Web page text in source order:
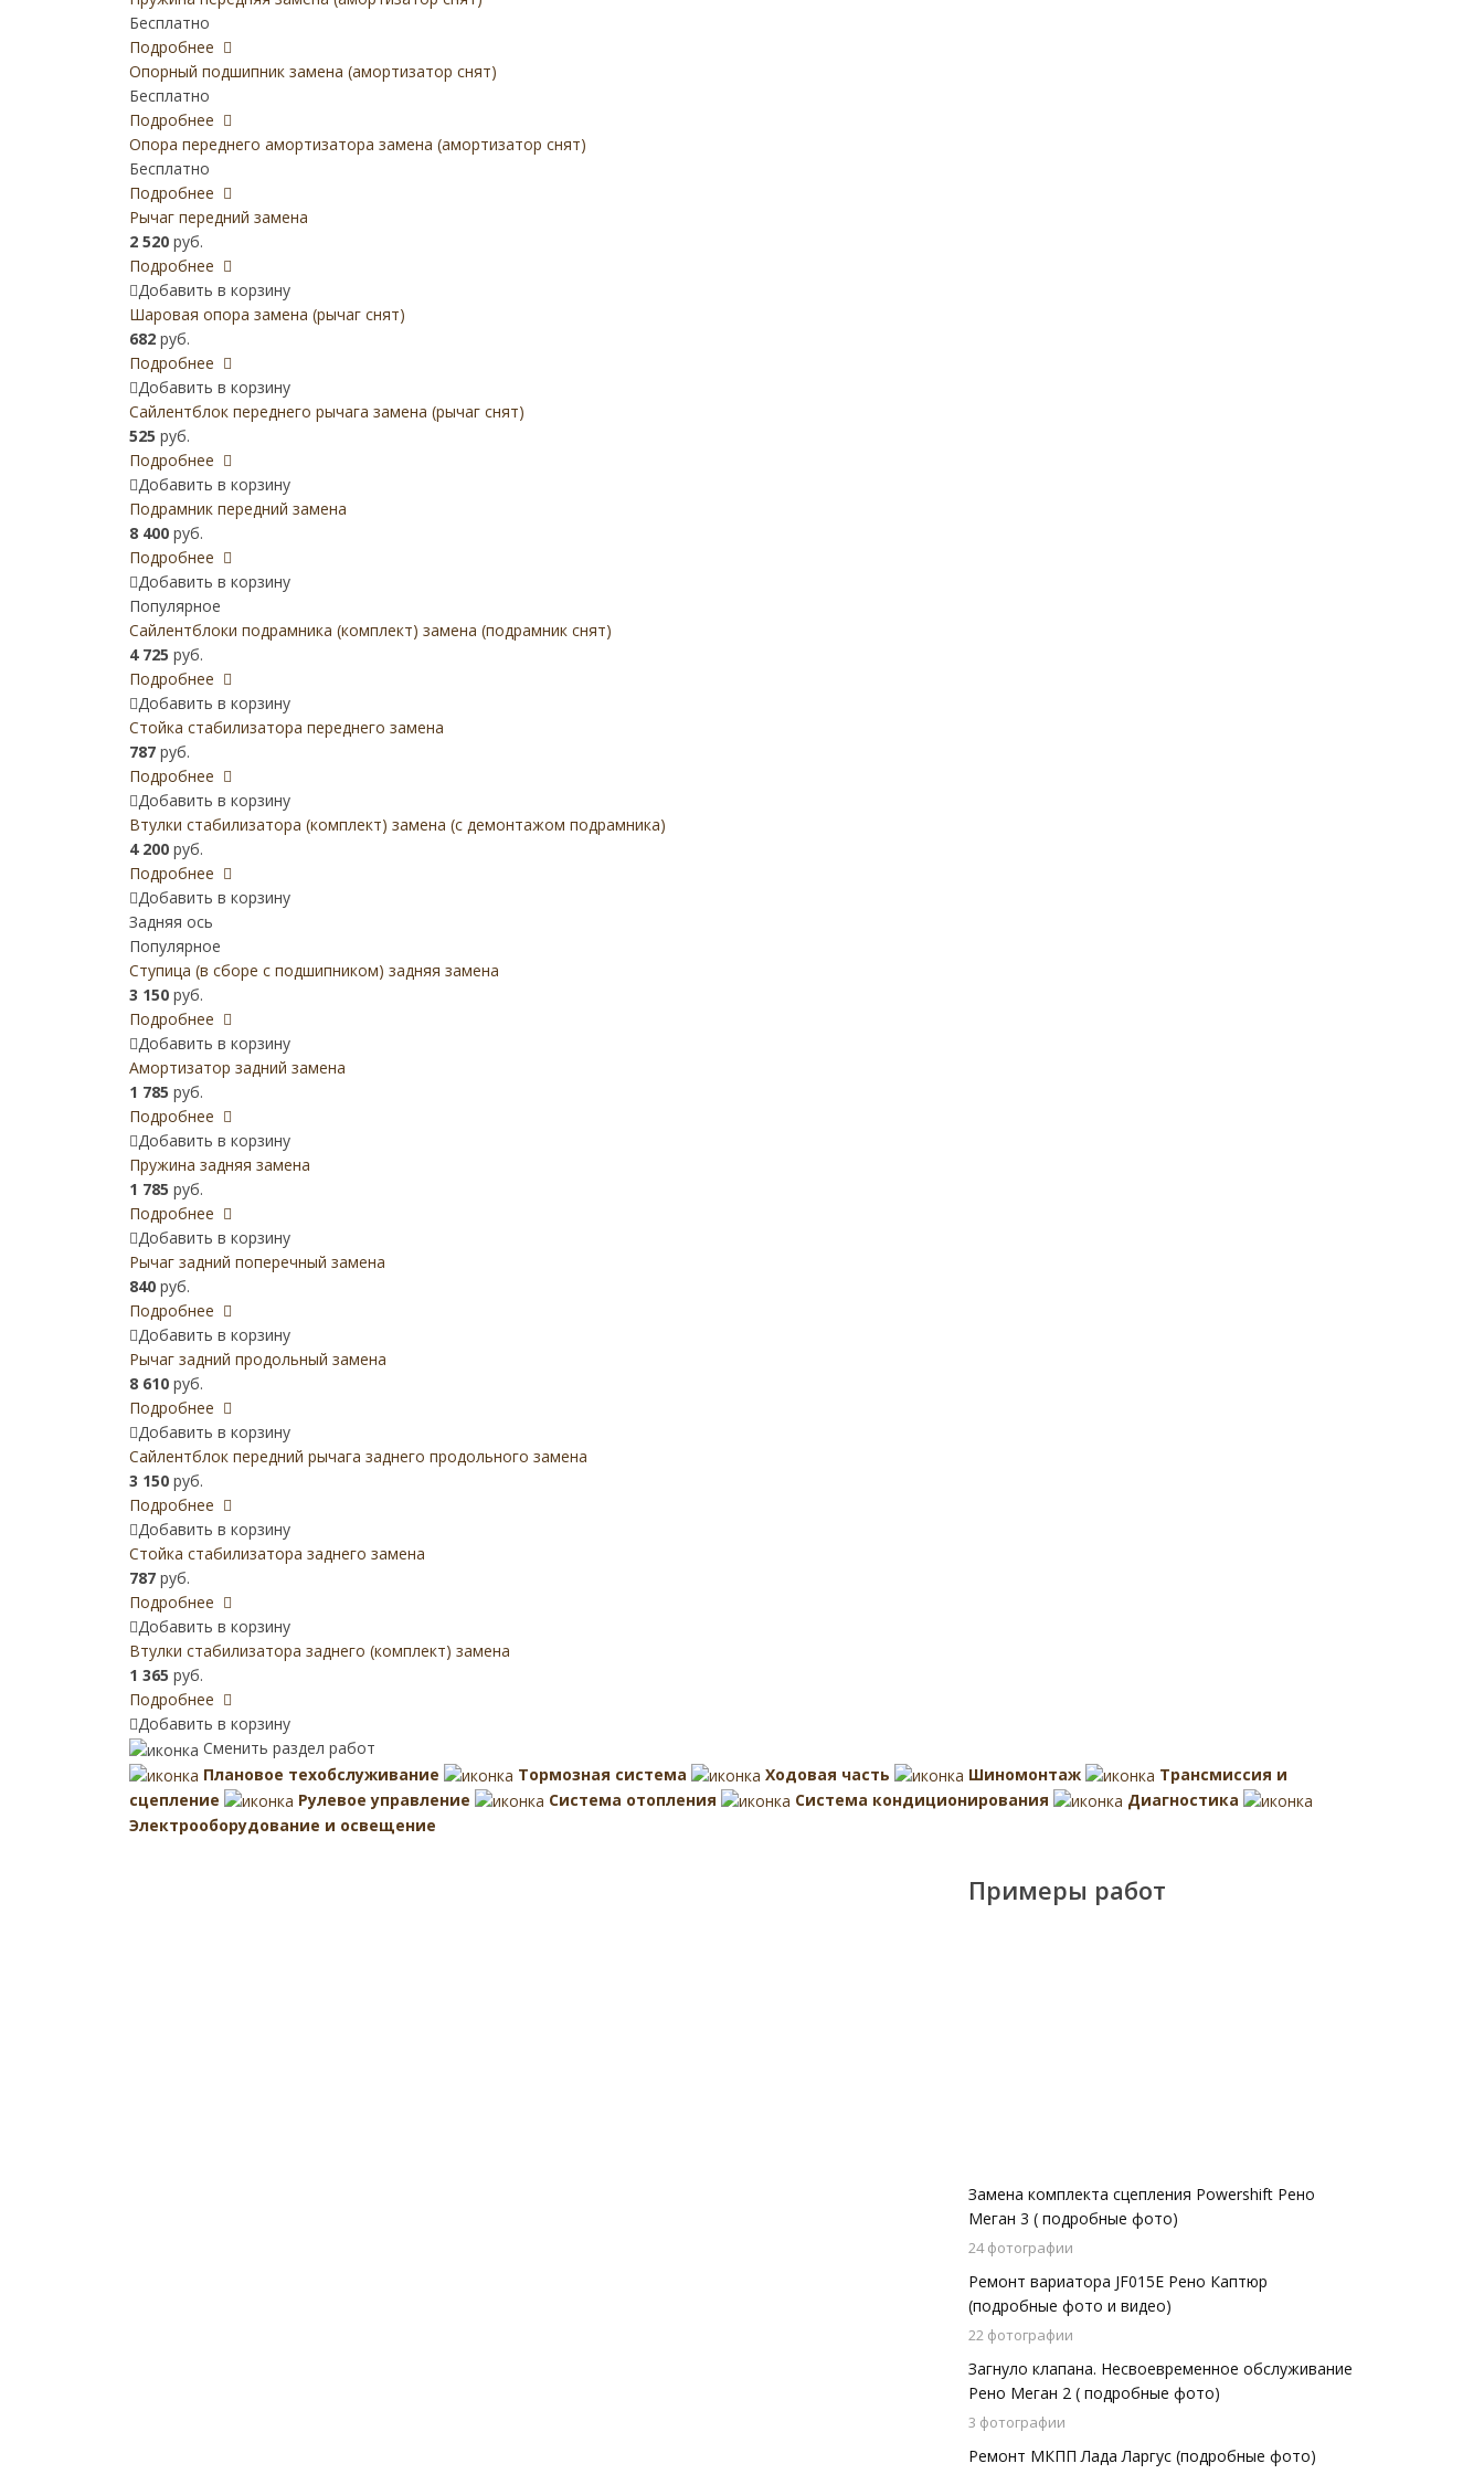
Бесплатно
Подробнее
Опорный подшипник замена (амортизатор снят)
Бесплатно
Подробнее
Опора переднего амортизатора замена (амортизатор снят)
Бесплатно
Подробнее
Рычаг передний замена
2 520 руб.
Подробнее
Добавить в корзину
Шаровая опора замена (рычаг снят)
682 руб.
Подробнее
Добавить в корзину
Сайлентблок переднего рычага замена (рычаг снят)
525 руб.
Подробнее
Добавить в корзину
Подрамник передний замена
8 400 руб.
Подробнее
Добавить в корзину
Популярное
Сайлентблоки подрамника (комплект) замена (подрамник снят)
4 725 руб.
Подробнее
Добавить в корзину
Стойка стабилизатора переднего замена
787 руб.
Подробнее
Добавить в корзину
Втулки стабилизатора (комплект) замена (с демонтажом подрамника)
4 200 руб.
Подробнее
Добавить в корзину
Задняя ось
Популярное
Ступица (в сборе с подшипником) задняя замена
3 150 руб.
Подробнее
Добавить в корзину
Амортизатор задний замена
1 785 руб.
Подробнее
Добавить в корзину
Пружина задняя замена
1 785 руб.
Подробнее
Добавить в корзину
Рычаг задний поперечный замена
840 руб.
Подробнее
Добавить в корзину
Рычаг задний продольный замена
8 610 руб.
Подробнее
Добавить в корзину
Сайлентблок передний рычага заднего продольного замена
3 150 руб.
Подробнее
Добавить в корзину
Стойка стабилизатора заднего замена
787 руб.
Подробнее
Добавить в корзину
Втулки стабилизатора заднего (комплект) замена
1 365 руб.
Подробнее
Добавить в корзину
Сменить раздел работ
Плановое техобслуживание
Тормозная система Ходовая часть Шиномонтаж
Трансмиссия и
сцепление
Рулевое управление Система отопления Система кондиционирования
Диагностика
Электрооборудование и освещение
Примеры работ
Замена комплекта сцепления Powershift Рено
Меган 3 ( подробные фото)
24 фотографии
Ремонт вариатора JF015E Рено Каптюр
(подробные фото и видео)
22 фотографии
Загнуло клапана. Несвоевременное обслуживание
Рено Меган 2 ( подробные фото)
3 фотографии
Ремонт МКПП Лада Ларгус (подробные фото)